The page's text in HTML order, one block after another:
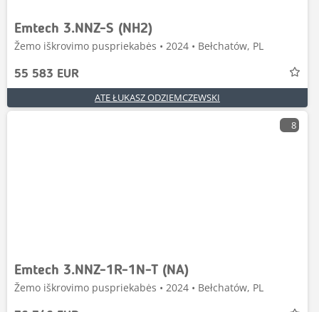
Emtech 3.NNZ-S (NH2)
Žemo iškrovimo puspriekabės • 2024 • Bełchatów, PL
55 583 EUR
ATE ŁUKASZ ODZIEMCZEWSKI
8
Emtech 3.NNZ-1R-1N-T (NA)
Žemo iškrovimo puspriekabės • 2024 • Bełchatów, PL